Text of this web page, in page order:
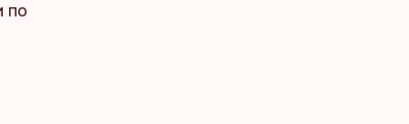
по